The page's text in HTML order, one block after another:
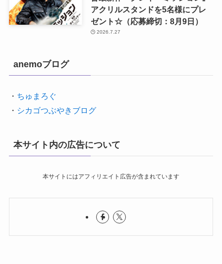
アクリルスタンドを5名様にプレ
ゼント☆（応募締切：8月9日）
2026.7.27
anemoブログ
・ ちゅまろぐ
・ シカゴつぶやきブログ
本サイト内の広告について
本サイトにはアフィリエイト広告が含まれています